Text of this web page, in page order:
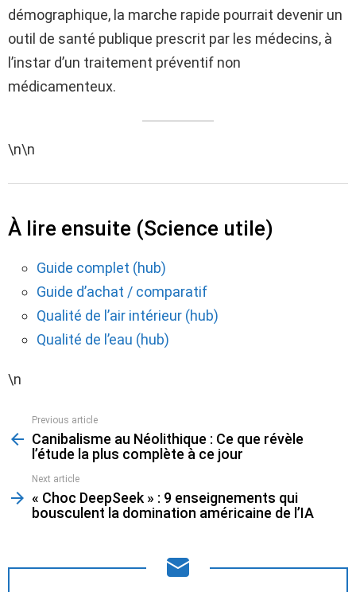
démographique, la marche rapide pourrait devenir un
outil de santé publique prescrit par les médecins, à
l’instar d’un traitement préventif non
médicamenteux.
\n\n
À lire ensuite (Science utile)
Guide complet (hub)
Guide d’achat / comparatif
Qualité de l’air intérieur (hub)
Qualité de l’eau (hub)
\n
more
Previous article
Canibalisme au Néolithique : Ce que révèle
l’étude la plus complète à ce jour
Next article
« Choc DeepSeek » : 9 enseignements qui
bousculent la domination américaine de l’IA